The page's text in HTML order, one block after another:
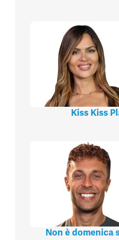
Kiss Kiss
Non è domenica